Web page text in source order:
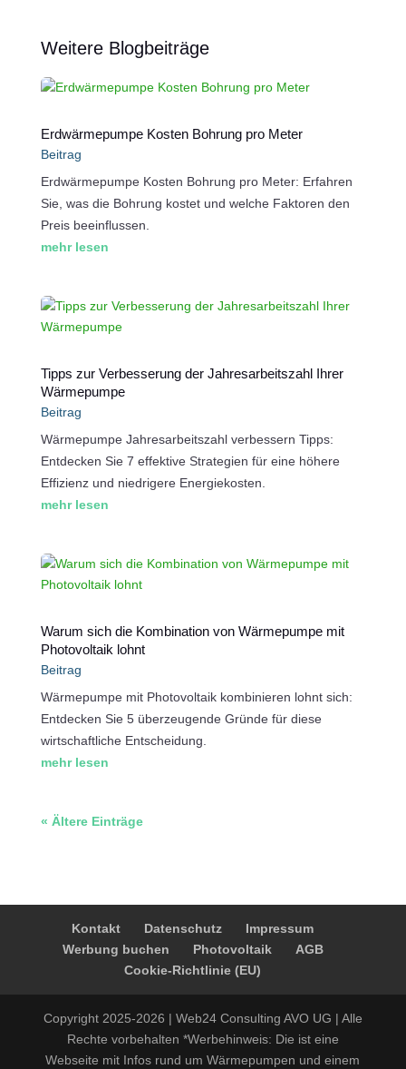
Weitere Blogbeiträge
Erdwärmepumpe Kosten Bohrung pro Meter
Beitrag
Erdwärmepumpe Kosten Bohrung pro Meter: Erfahren
Sie, was die Bohrung kostet und welche Faktoren den
Preis beeinflussen.
mehr lesen
Tipps zur Verbesserung der Jahresarbeitszahl Ihrer
Wärmepumpe
Beitrag
Wärmepumpe Jahresarbeitszahl verbessern Tipps:
Entdecken Sie 7 effektive Strategien für eine höhere
Effizienz und niedrigere Energiekosten.
mehr lesen
Warum sich die Kombination von Wärmepumpe mit
Photovoltaik lohnt
Beitrag
Wärmepumpe mit Photovoltaik kombinieren lohnt sich:
Entdecken Sie 5 überzeugende Gründe für diese
wirtschaftliche Entscheidung.
mehr lesen
« Ältere Einträge
Kontakt Datenschutz
Impressum
Werbung buchen
Photovoltaik
AGB
Cookie-Richtlinie (EU)
Copyright 2025-2026 | Web24 Consulting AVO UG | Alle
Rechte vorbehalten *Werbehinweis: Die ist eine
Webseite mit Infos rund um Wärmepumpen und einem